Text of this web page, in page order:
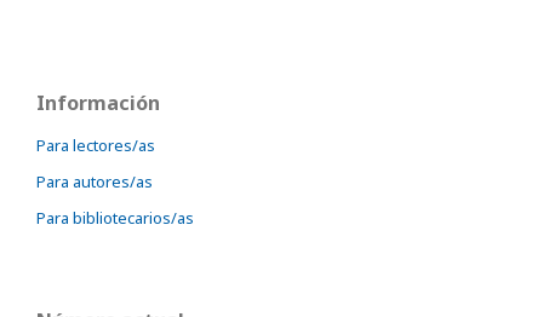
Información
Para lectores/as
Para autores/as
Para bibliotecarios/as